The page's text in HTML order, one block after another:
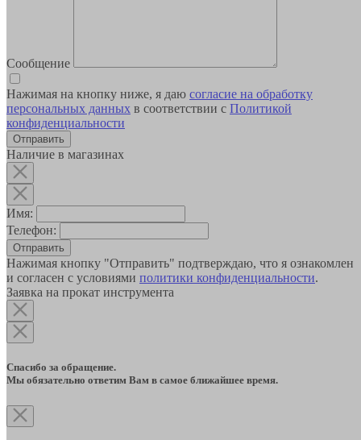
Сообщение
Нажимая на кнопку ниже, я даю согласие на обработку
персональных данных в соответствии с Политикой
конфиденциальности
Наличие в магазинах
Имя:
Телефон:
Отправить
Нажимая кнопку "Отправить" подтверждаю, что я ознакомлен
и согласен с условиями политики конфиденциальности.
Заявка на прокат инструмента
Спасибо за обращение.
Мы обязательно ответим Вам в самое ближайшее время.